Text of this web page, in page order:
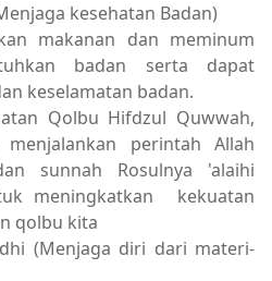
kesehatan Badan)
makanan dan meminum
badan serta dapat
keselamatan badan.
Qolbu Hifdzul Quwwah,
perintah Allah
sunnah Rosulnya 'alaihi
meningkatkan kekuatan
qolbu kita
(Menjaga diri dari materi-